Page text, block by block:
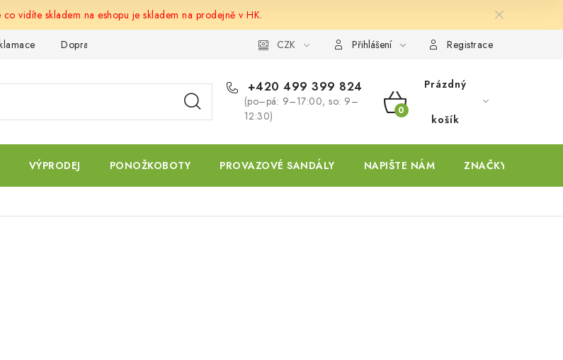
vidíte skladem na eshopu je skladem na prodejně v HK.
Doprava a platba CZK Přihlášení Registrace
+420 499 399 824
(po–pá: 9–17:00, so: 9–
12:30)
NÁKUPNÍ
KOŠÍK
Prázdný
košík
VÝPRODEJ PONOŽKOBOTY PROVAZOVÉ SANDÁLY NAPIŠTE NÁM ZNAČKY